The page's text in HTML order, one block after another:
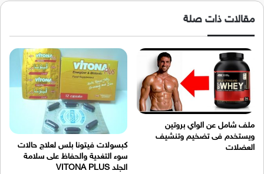
مقالات ذات صلة
ملف شامل عن الواي بروتين
ويستخدم فى تضخيم وتنشيف
العضلات
كبسولات فيتونا بلس لعلاج حالات
سوء التغدية والحفاظ على سلامة
الجلد VITONA PLUS